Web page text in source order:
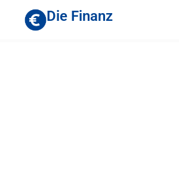
Die Finanz